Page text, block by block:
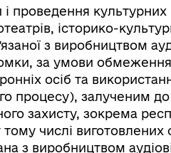
і проведення
історико-
з виробництвом
за умови
осіб та
процесу), залученим
захисту, зокрема
числі виготовлених
з виробництвом